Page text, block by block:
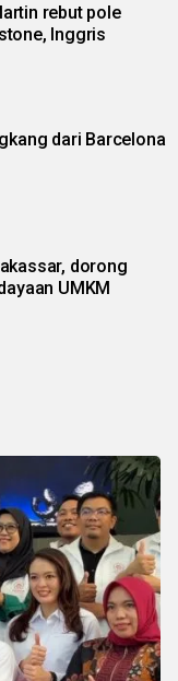
rebut pole
Inggris
dari Barcelona
dorong
UMKM